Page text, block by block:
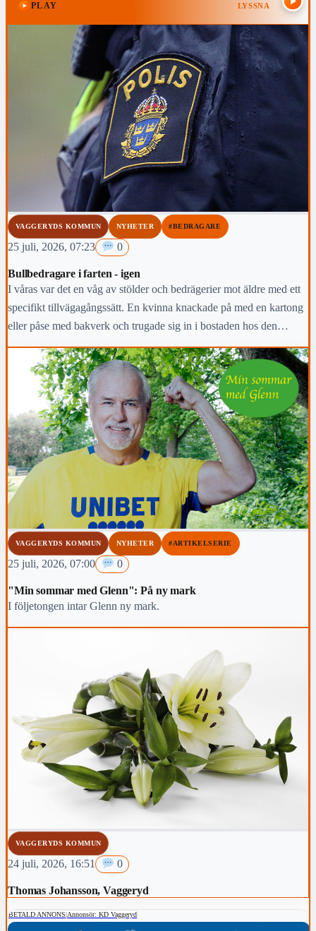
PLAY LYSSNA
VAGGERYDS KOMMUN NYHETER #BEDRAGARE
25 juli, 2026, 07:23 0
Bullbedragare i farten - igen
I våras var det en våg av stölder och bedrägerier mot äldre med ett
specifikt tillvägagångssätt. En kvinna knackade på med en kartong
eller påse med bakverk och trugade sig in i bostaden hos den
överrumplade äldre personen.
VAGGERYDS KOMMUN NYHETER #ARTIKELSERIE
25 juli, 2026, 07:00 0
"Min sommar med Glenn": På ny mark
I följetongen intar Glenn ny mark.
VAGGERYDS KOMMUN
24 juli, 2026, 16:51 0
Thomas Johansson, Vaggeryd
BETALD ANNONS|Annonsör: KD Vaggeryd